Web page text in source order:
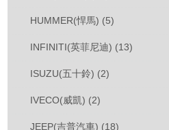
HUMMER(悍馬) (5)
INFINITI(英菲尼迪) (13)
ISUZU(五十鈴) (2)
IVECO(威凱) (2)
JEEP(吉普汽車) (18)